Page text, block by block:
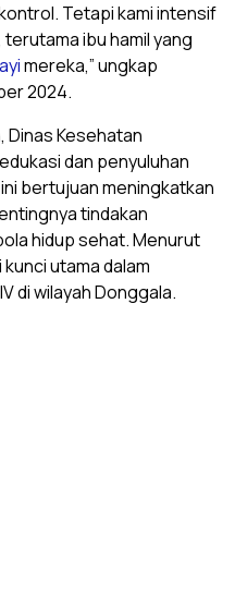
Tetapi kami intensif
ibu hamil yang
mereka,” ungkap
2024.
Dinas Kesehatan
dan penyuluhan
bertujuan meningkatkan
tindakan
hidup sehat. Menurut
utama dalam
di wilayah Donggala.